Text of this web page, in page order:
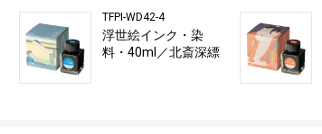
TFPI-WD42-4
浮世絵インク・染
料・40ml／北斎深縹